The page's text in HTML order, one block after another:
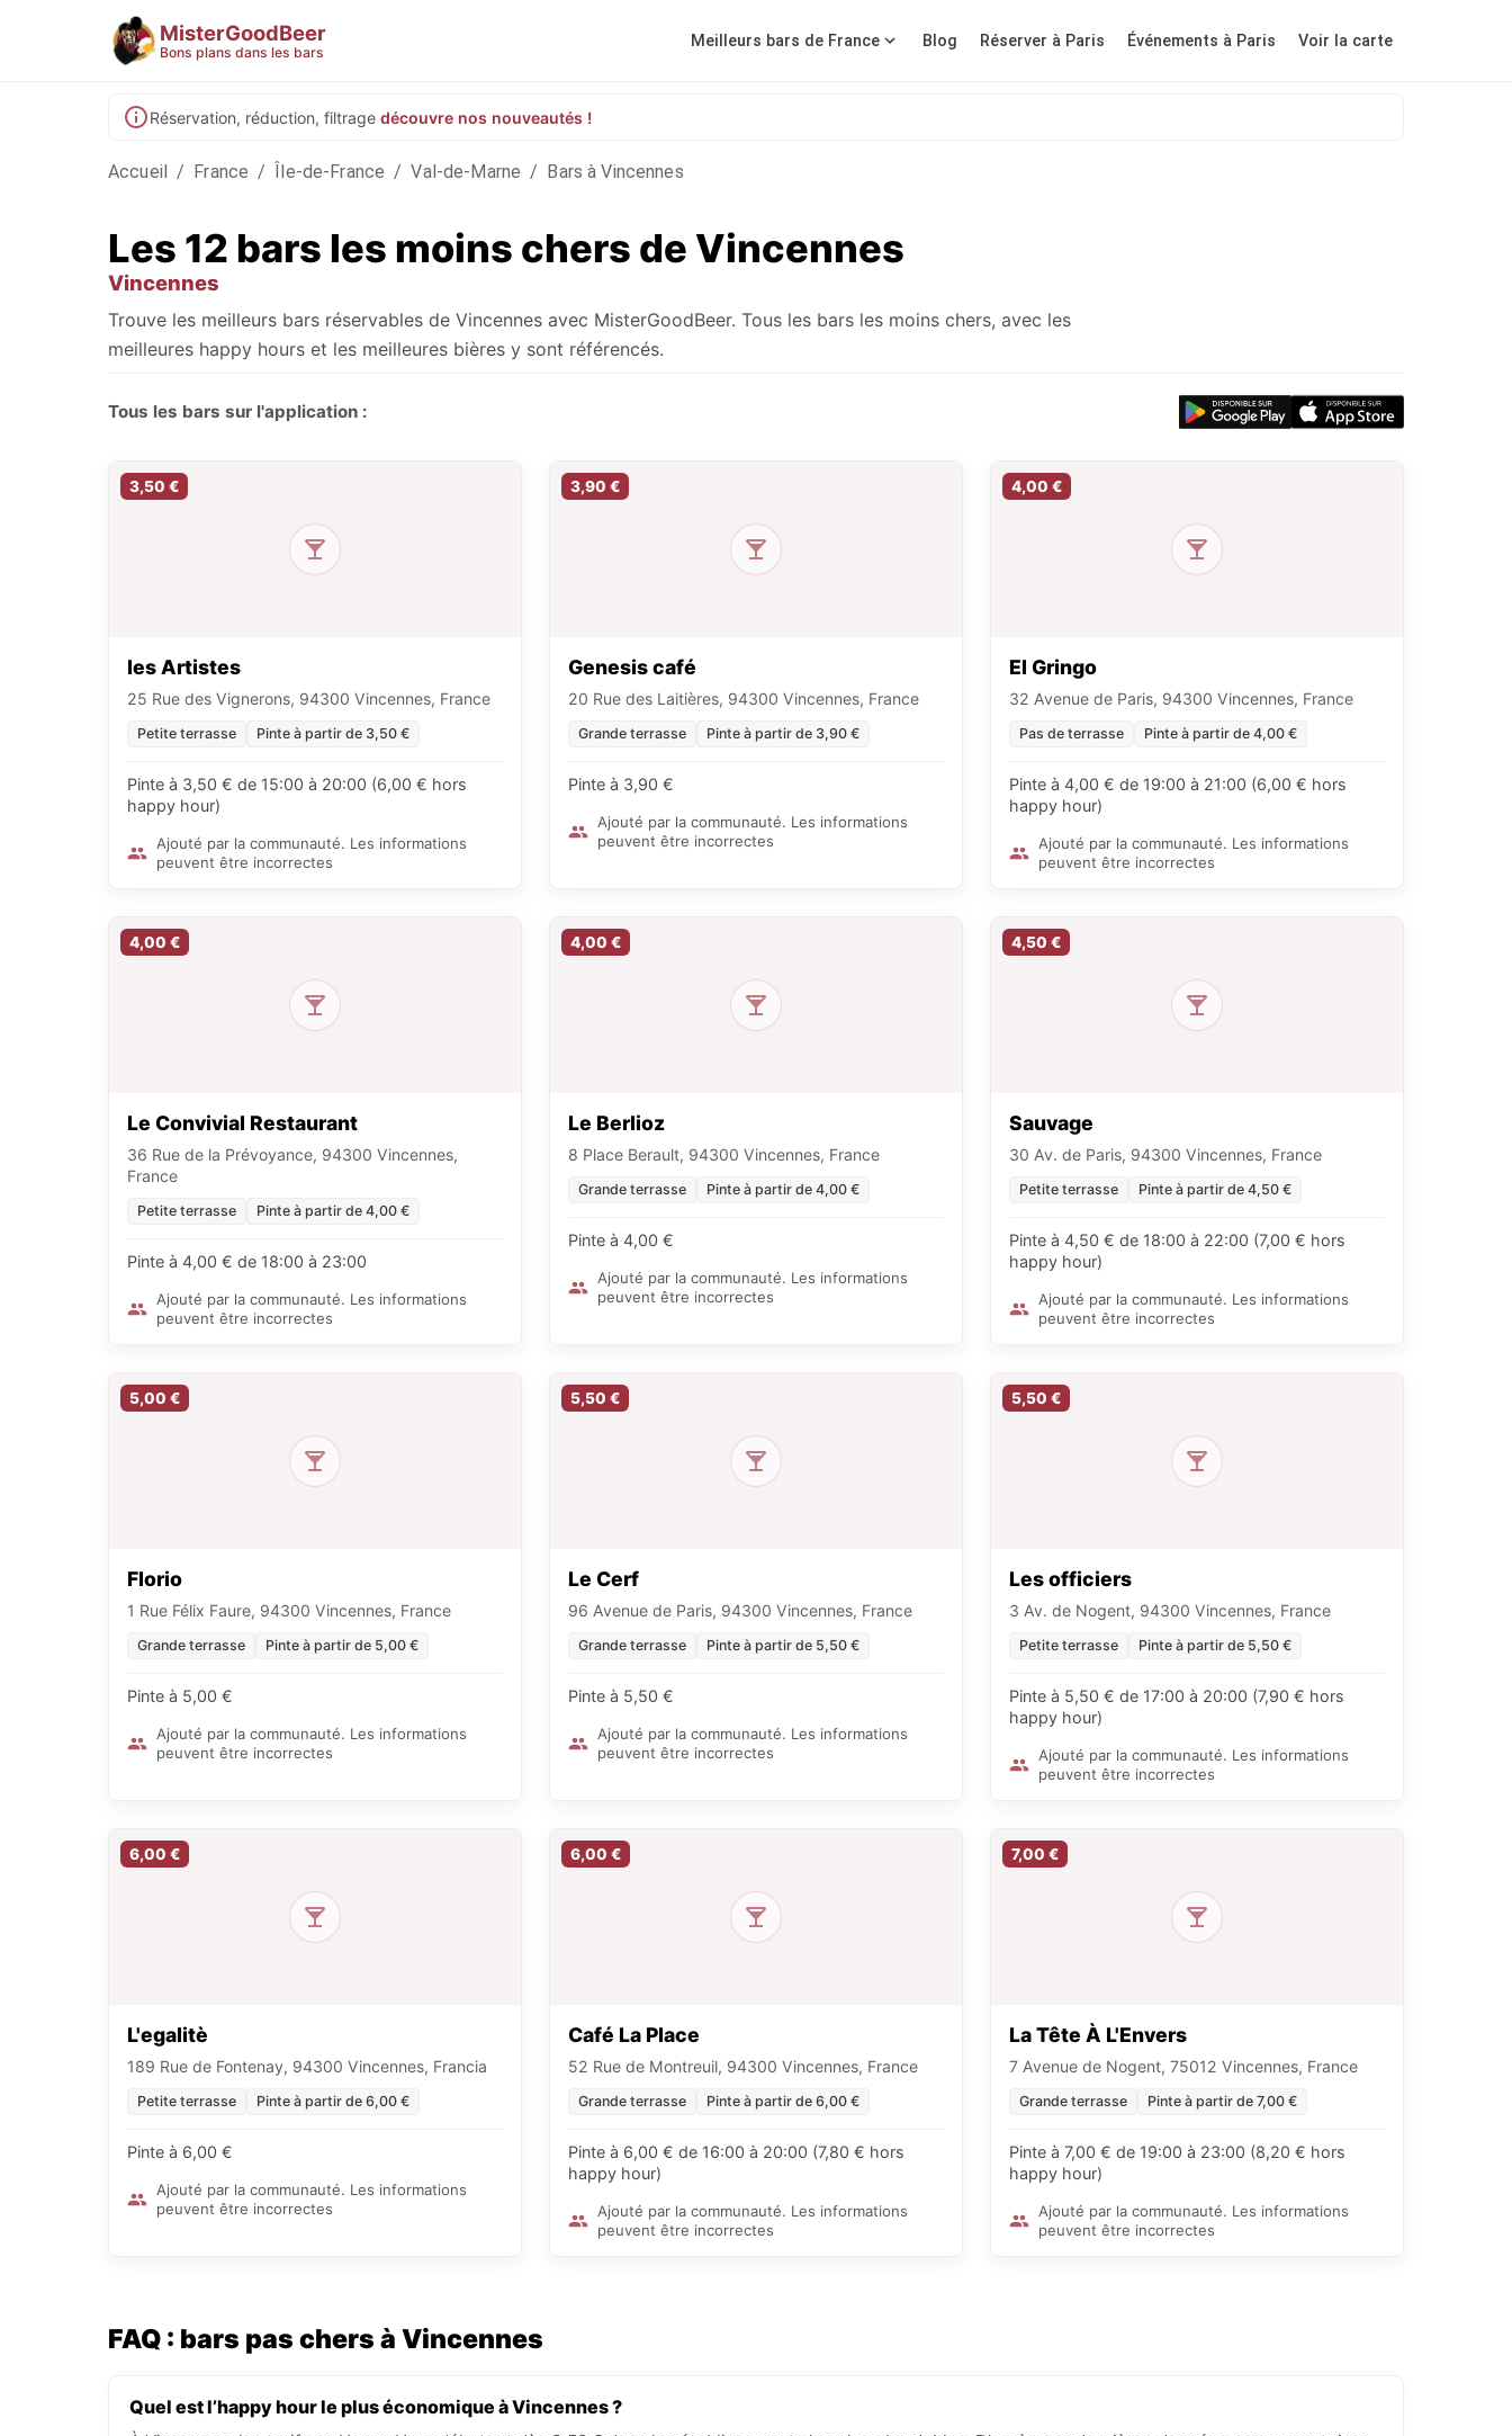
MisterGoodBeer
Bons plans dans les bars
Meilleurs bars de France Blog Réserver à Paris Événements à Paris Voir la carte
Réservation, réduction, filtrage découvre nos nouveautés !
Accueil / France / Île-de-France / Val-de-Marne / Bars à Vincennes
Les 12 bars les moins chers de Vincennes
Vincennes
Trouve les meilleurs bars réservables de Vincennes avec MisterGoodBeer. Tous les bars les moins chers, avec les
meilleures happy hours et les meilleures bières y sont référencés.
Tous les bars sur l'application :
3,50 €
les Artistes
25 Rue des Vignerons, 94300 Vincennes, France
Petite terrasse Pinte à partir de 3,50 €
Pinte à 3,50 € de 15:00 à 20:00 (6,00 € hors
happy hour)
Ajouté par la communauté. Les informations
peuvent être incorrectes
3,90 €
Genesis café
20 Rue des Laitières, 94300 Vincennes, France
Grande terrasse Pinte à partir de 3,90 €
Pinte à 3,90 €
Ajouté par la communauté. Les informations
peuvent être incorrectes
4,00 €
El Gringo
32 Avenue de Paris, 94300 Vincennes, France
Pas de terrasse Pinte à partir de 4,00 €
Pinte à 4,00 € de 19:00 à 21:00 (6,00 € hors
happy hour)
Ajouté par la communauté. Les informations
peuvent être incorrectes
4,00 €
Le Convivial Restaurant
36 Rue de la Prévoyance, 94300 Vincennes,
France
Petite terrasse Pinte à partir de 4,00 €
Pinte à 4,00 € de 18:00 à 23:00
Ajouté par la communauté. Les informations
peuvent être incorrectes
4,00 €
Le Berlioz
8 Place Berault, 94300 Vincennes, France
Grande terrasse Pinte à partir de 4,00 €
Pinte à 4,00 €
Ajouté par la communauté. Les informations
peuvent être incorrectes
4,50 €
Sauvage
30 Av. de Paris, 94300 Vincennes, France
Petite terrasse Pinte à partir de 4,50 €
Pinte à 4,50 € de 18:00 à 22:00 (7,00 € hors
happy hour)
Ajouté par la communauté. Les informations
peuvent être incorrectes
5,00 €
Florio
1 Rue Félix Faure, 94300 Vincennes, France
Grande terrasse Pinte à partir de 5,00 €
Pinte à 5,00 €
Ajouté par la communauté. Les informations
peuvent être incorrectes
5,50 €
Le Cerf
96 Avenue de Paris, 94300 Vincennes, France
Grande terrasse Pinte à partir de 5,50 €
Pinte à 5,50 €
Ajouté par la communauté. Les informations
peuvent être incorrectes
5,50 €
Les officiers
3 Av. de Nogent, 94300 Vincennes, France
Petite terrasse Pinte à partir de 5,50 €
Pinte à 5,50 € de 17:00 à 20:00 (7,90 € hors
happy hour)
Ajouté par la communauté. Les informations
peuvent être incorrectes
6,00 €
L'egalitè
189 Rue de Fontenay, 94300 Vincennes, Francia
Petite terrasse Pinte à partir de 6,00 €
Pinte à 6,00 €
Ajouté par la communauté. Les informations
peuvent être incorrectes
6,00 €
Café La Place
52 Rue de Montreuil, 94300 Vincennes, France
Grande terrasse Pinte à partir de 6,00 €
Pinte à 6,00 € de 16:00 à 20:00 (7,80 € hors
happy hour)
Ajouté par la communauté. Les informations
peuvent être incorrectes
7,00 €
La Tête À L'Envers
7 Avenue de Nogent, 75012 Vincennes, France
Grande terrasse Pinte à partir de 7,00 €
Pinte à 7,00 € de 19:00 à 23:00 (8,20 € hors
happy hour)
Ajouté par la communauté. Les informations
peuvent être incorrectes
FAQ : bars pas chers à Vincennes
Quel est l’happy hour le plus économique à Vincennes ?